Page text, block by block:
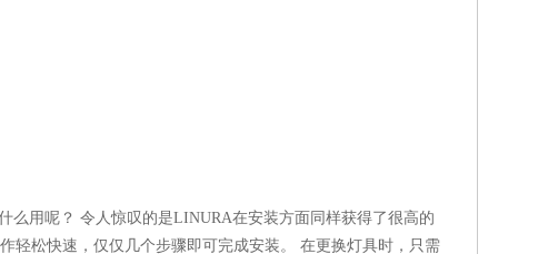
么用呢？ 令人惊叹的是LINURA在安装方面同样获得了很高的
轻松快速，仅仅几个步骤即可完成安装。 在更换灯具时，只需